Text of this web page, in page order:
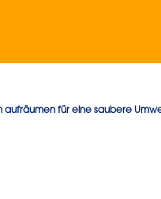
aufräumen für eine saubere